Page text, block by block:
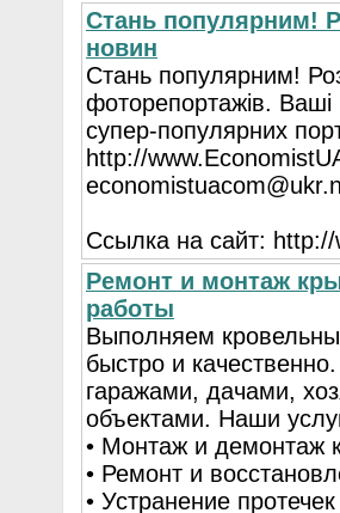
Стань популярним!
новин
Стань популярним!
фоторепортажів. Ваші
супер-популярних
http://
Ссылка на сайт:
Ремонт и монтаж
работы
Выполняем
быстро и
гаражами, дачами,
объектами. Наши
• Монтаж и демонтаж
• Ремонт и
• Устранение протечек